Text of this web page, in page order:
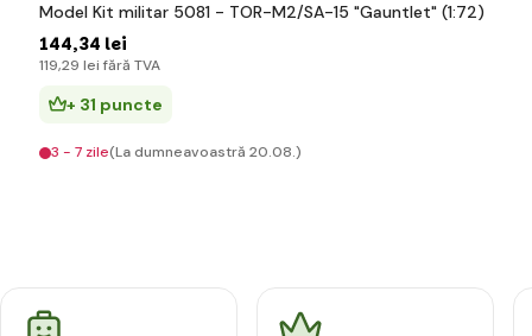
Model Kit militar 5081 - TOR-M2/SA-15 "Gauntlet" (1:72)
144,34 lei
119,29 lei fără TVA
+ 31 puncte
3 - 7 zile(La dumneavoastră 20.08.)